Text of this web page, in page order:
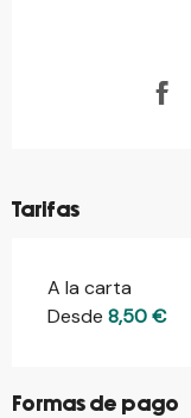
Tarifas
Tarifas 2026
A la carta
Desde 8,50 €
Formas de pago